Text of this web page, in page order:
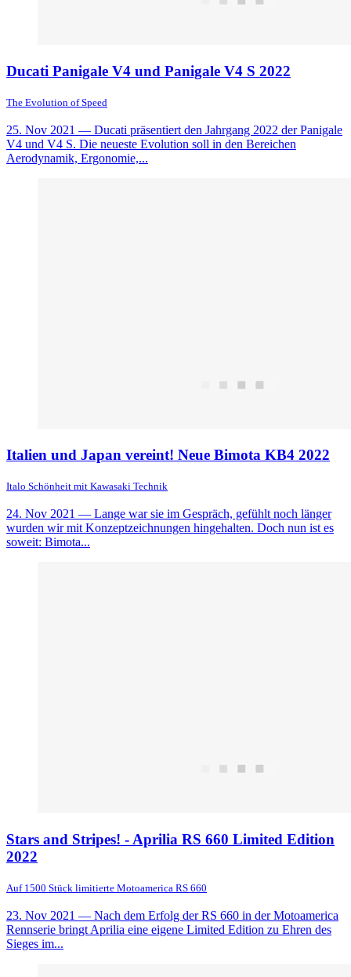
Ducati Panigale V4 und Panigale V4 S 2022
The Evolution of Speed
25. Nov 2021 — Ducati präsentiert den Jahrgang 2022 der Panigale
V4 und V4 S. Die neueste Evolution soll in den Bereichen
Aerodynamik, Ergonomie,...
Italien und Japan vereint! Neue Bimota KB4 2022
Italo Schönheit mit Kawasaki Technik
24. Nov 2021 — Lange war sie im Gespräch, gefühlt noch länger
wurden wir mit Konzeptzeichnungen hingehalten. Doch nun ist es
soweit: Bimota...
Stars and Stripes! - Aprilia RS 660 Limited Edition
2022
Auf 1500 Stück limitierte Motoamerica RS 660
23. Nov 2021 — Nach dem Erfolg der RS 660 in der Motoamerica
Rennserie bringt Aprilia eine eigene Limited Edition zu Ehren des
Sieges im...